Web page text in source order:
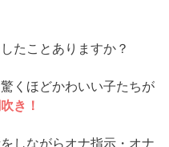
たことありますか？
くほどかわいい子たちが
き！
しながらオナ指示・オナ